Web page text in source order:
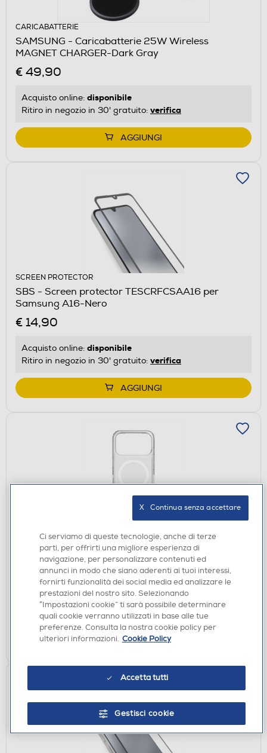
CARICABATTERIE
SAMSUNG - Caricabatterie 25W Wireless
MAGNET CHARGER-Dark Gray
€ 49,90
Acquisto online: disponibile
Ritiro in negozio in 30' gratuito: verifica
AGGIUNGI
SCREEN PROTECTOR
SBS - Screen protector TESCRFCSAA16 per
Samsung A16-Nero
€ 14,90
Acquisto online: disponibile
Ritiro in negozio in 30' gratuito: verifica
AGGIUNGI
SBS - D3O Mag cover per iPhone 17 Pro-
Trasparente
€ 39,90
Acquisto online:disponibile
Ritiro in negozio in 30' gratuito:verifica
AGGIUNGI
Ci serviamo di queste tecnologie, anche di terze
parti, per offrirti una migliore esperienza di
navigazione, per personalizzare contenuti ed
annunci in modo che siano aderenti ai tuoi interessi,
fornirti funzionalità dei social media ed analizzare le
prestazioni del nostro sito. Selezionando
“Impostazioni cookie” ti sarà possibile determinare
quali cookie verranno utilizzati in base alle tue
preferenze. Consulta la nostra cookie policy per
ulteriori informazioni. Cookie Policy
Accetta tutti
Gestisci cookie
X   Continua senza accettare